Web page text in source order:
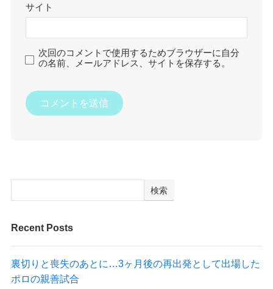
サイト
次回のコメントで使用するためブラウザーに自分
の名前、メールアドレス、サイトを保存する。
検索
Recent Posts
裏切りと喪失のあとに…3ヶ月後の再出発として出場した
ポロの親善試合